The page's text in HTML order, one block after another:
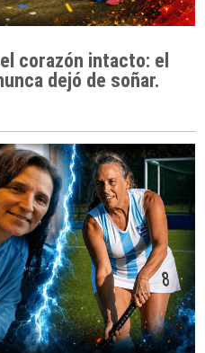
corazón intacto: el
dejó de soñar.